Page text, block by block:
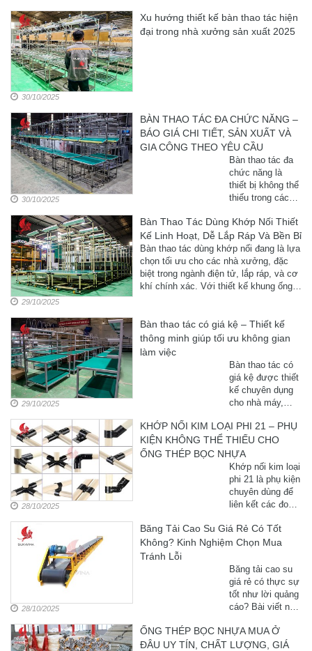
việc, mà còn là
yếu tố trọng tâm
giúp cải tiến quy
Xu hướng thiết kế bàn thao tác hiện
đại trong nhà xưởng sản xuất 2025
30/10/2025
BÀN THAO TÁC ĐA CHỨC NĂNG –
BÁO GIÁ CHI TIẾT, SẢN XUẤT VÀ
GIA CÔNG THEO YÊU CẦU
30/10/2025
Bàn thao tác đa
chức năng là
thiết bị không thể
thiếu trong các
công nghiệp, dây
chuyền lắp ráp.
Với khả năng tùy
biến cao và thiết
kế hiện đại, loại
bàn này ...
Bàn Thao Tác Dùng Khớp Nối Thiết
Kế Linh Hoạt, Dễ Lắp Ráp Và Bền Bỉ
29/10/2025
Bàn thao tác dùng khớp nối đang là lựa
chọn tối ưu cho các nhà xưởng, đặc
biệt trong ngành điện tử, lắp ráp, và cơ
khí chính xác. Với thiết kế khung ống
Bàn thao tác có giá kệ – Thiết kế
thông minh giúp tối ưu không gian
làm việc
29/10/2025
Bàn thao tác có
giá kệ được thiết
kế chuyên dụng
cho nhà máy,
và khu vực lắp
ráp.Sản phẩm
không chỉ giúp
sắp xếp linh hoạt
mà còn tăng hiệu
quả làm việc ...
KHỚP NỐI KIM LOẠI PHI 21 – PHỤ
KIỆN KHÔNG THỂ THIẾU CHO
ỐNG THÉP BỌC NHỰA
28/10/2025
Khớp nối kim loại
phi 21 là phụ kiện
chuyên dùng để
liên kết các đoạn
nhựa, giúp tạo
nên khung bàn
hàng và giá kệ
công nghiệp chắc
chắn, thẩm mỹ.
Cùng
tìm hiểu chi tiết
về cấu tạo, ưu ...
Băng Tải Cao Su Giá Rẻ Có Tốt
Không? Kinh Nghiệm Chọn Mua
Tránh Lỗi
28/10/2025
Băng tải cao su
giá rẻ có thực sự
tốt như lời quảng
cáo? Bài viết này
rõ ưu – nhược
điểm, sai lầm khi
ỐNG THÉP BỌC NHỰA MUA Ở
ĐÂU UY TÍN, CHẤT LƯỢNG, GIÁ